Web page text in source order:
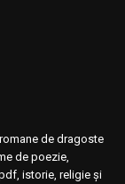
de dragoste
de poezie,
istorie, religie și